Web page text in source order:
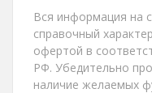
Вся информация на
справочный
офертой в
РФ. Убедительно
наличие желаемых